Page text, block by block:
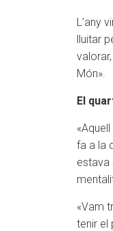
L’any
lluitar
Món».
El
fa a la
estava
«Vam
tenir el